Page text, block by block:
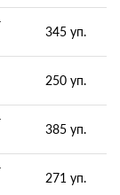
345 уп.
250 уп.
385 уп.
271 уп.